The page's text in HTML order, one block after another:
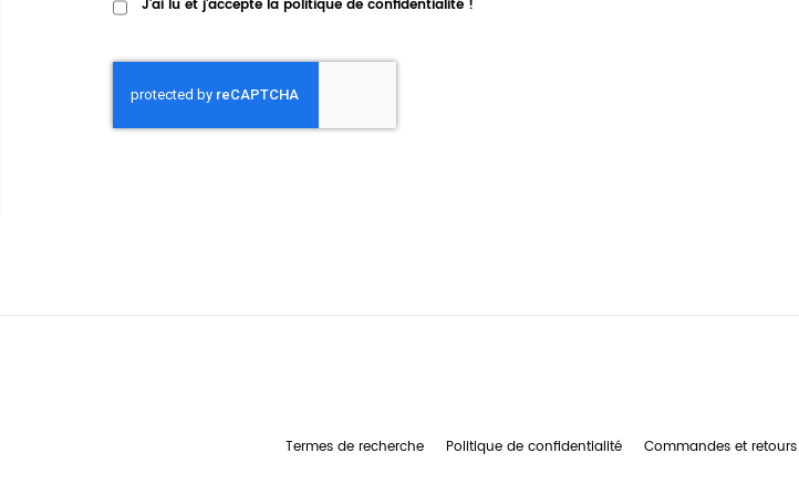
J'ai lu et j'accepte la politique de confidentialité !
Termes de recherche Politique de confidentialité Commandes et retours